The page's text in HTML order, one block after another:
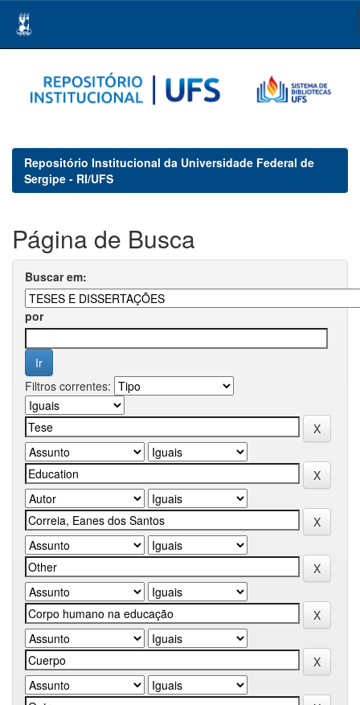
navigation
Repositório Institucional da Universidade Federal de
Sergipe - RI/UFS
Página de Busca
Buscar em:
por
Filtros correntes: